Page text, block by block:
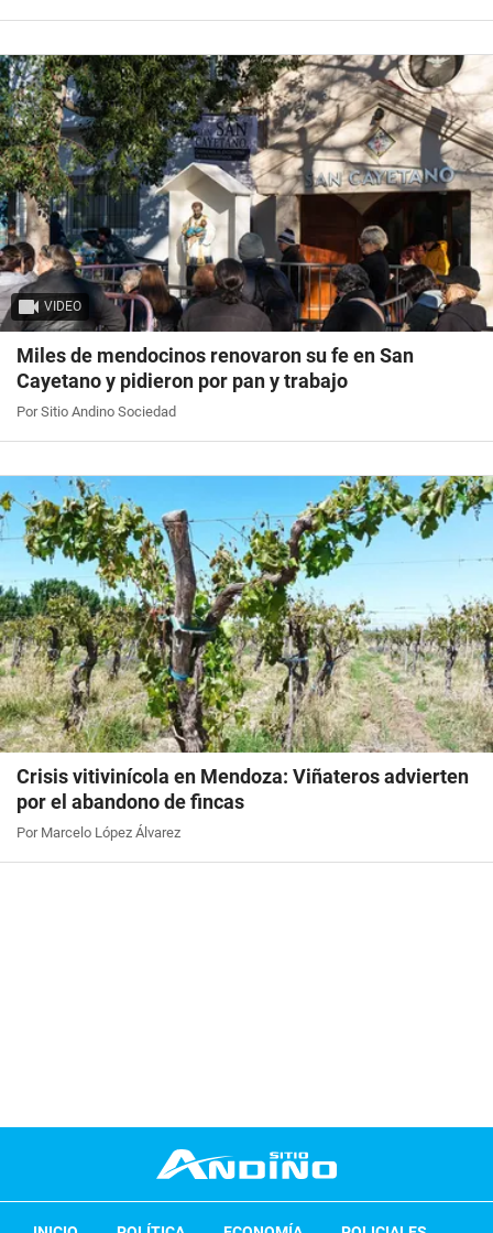
VIDEO
Miles de mendocinos renovaron su fe en San
Cayetano y pidieron por pan y trabajo
Por Sitio Andino Sociedad
Crisis vitivinícola en Mendoza: Viñateros advierten
por el abandono de fincas
Por Marcelo López Álvarez